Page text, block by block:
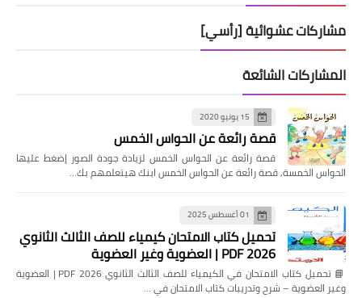
مشاركات عشوائية [رأسي]
المشاركات الشائعة
15 يونيو 2020
قصة رائعة عن الحواس الخمس
قصة رائعة عن الحواس الخمس لزيادة جودة الصور إضغط عليها
الحواس الخمسة, قصة رائعة عن الحواس الخمس ابنك هيتعلمهم بك…
01 أغسطس 2025
تحميل كتاب الامتحان كيمياء للصف الثالث الثانوي
2026 PDF | العضوية وغير العضوية
📘 تحميل كتاب الامتحان في الكيمياء للصف الثالث الثانوي 2026 PDF | العضوية
وغير العضوية – شرح وتدريبات كتاب الامتحان في …